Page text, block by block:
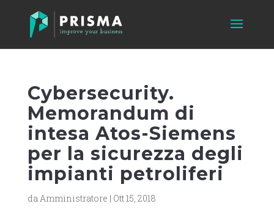
Cybersecurity.
Memorandum di
intesa Atos-Siemens
per la sicurezza degli
impianti petroliferi
daAmministratore | Ott 15, 2018